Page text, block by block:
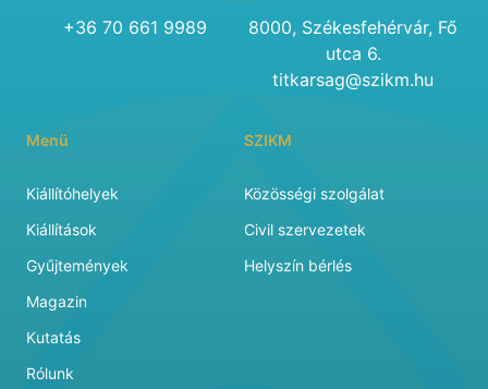
+36 70 661 9989
8000, Székesfehérvár, Fő
utca 6.
titkarsag@szikm.hu
Menü
Kiállítóhelyek
Kiállítások
Gyűjtemények
Magazin
Kutatás
Rólunk
SZIKM
Közösségi szolgálat
Civil szervezetek
Helyszín bérlés